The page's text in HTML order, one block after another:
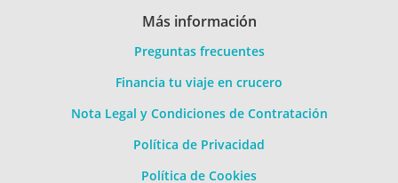
Más información
Preguntas frecuentes
Financia tu viaje en crucero
Nota Legal y Condiciones de Contratación
Política de Privacidad
Política de Cookies